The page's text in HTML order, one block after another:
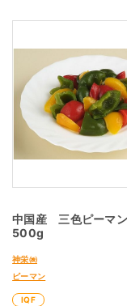
中国産 三色ピーマ
500g
神栄㈱
ピーマン
IQF